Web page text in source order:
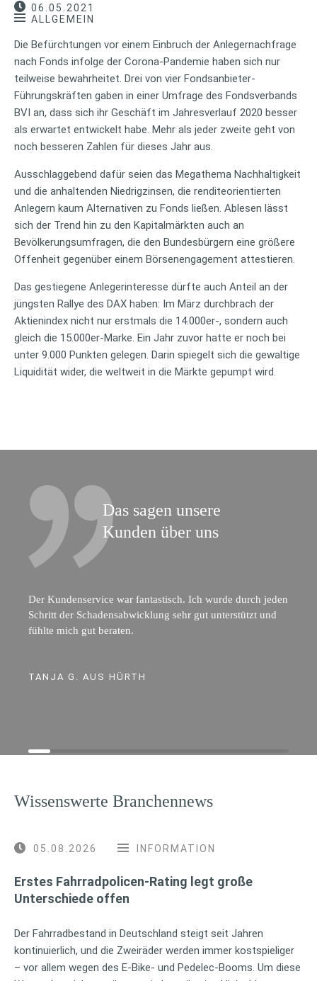
06.05.2021
ALLGEMEIN
Die Befürchtungen vor einem Einbruch der Anlegernachfrage
nach Fonds infolge der Corona-Pandemie haben sich nur
teilweise bewahrheitet. Drei von vier Fondsanbieter-
Führungskräften gaben in einer Umfrage des Fondsverbands
BVI an, dass sich ihr Geschäft im Jahresverlauf 2020 besser
als erwartet entwickelt habe. Mehr als jeder zweite geht von
noch besseren Zahlen für dieses Jahr aus.
Ausschlaggebend dafür seien das Megathema Nachhaltigkeit
und die anhaltenden Niedrigzinsen, die renditeorientierten
Anlegern kaum Alternativen zu Fonds ließen. Ablesen lässt
sich der Trend hin zu den Kapitalmärkten auch an
Bevölkerungsumfragen, die den Bundesbürgern eine größere
Offenheit gegenüber einem Börsenengagement attestieren.
Das gestiegene Anlegerinteresse dürfte auch Anteil an der
jüngsten Rallye des DAX haben: Im März durchbrach der
Aktienindex nicht nur erstmals die 14.000er-, sondern auch
gleich die 15.000er-Marke. Ein Jahr zuvor hatte er noch bei
unter 9.000 Punkten gelegen. Darin spiegelt sich die gewaltige
Liquidität wider, die weltweit in die Märkte gepumpt wird.
Das sagen unsere
Kunden über uns
Der Kundenservice war fantastisch. Ich wurde durch jeden
Schritt der Schadensabwicklung sehr gut unterstützt und
fühlte mich gut beraten.
TANJA G. AUS HÜRTH
Wissenswerte Branchennews
05.08.2026 INFORMATION
Erstes Fahrradpolicen-Rating legt große
Unterschiede offen
Der Fahrradbestand in Deutschland steigt seit Jahren
kontinuierlich, und die Zweiräder werden immer kostspieliger
– vor allem wegen des E-Bike- und Pedelec-Booms. Um diese